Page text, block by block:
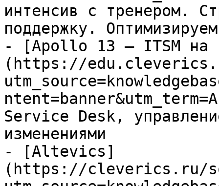
интенсив с тренером.
поддержку.
- [Apollo 13 — ITSM на
(https://
Service Desk,
изменениями
- [Altevics]
(https://cleverics.ru/